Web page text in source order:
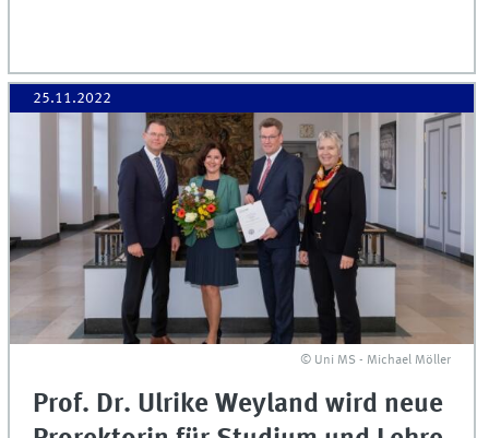
25.11.2022
© Uni MS - Michael Möller
Prof. Dr. Ulrike Weyland wird neue